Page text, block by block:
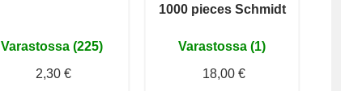
Varastossa (225)
2,30 €
1000 pieces Schmidt
Varastossa (1)
18,00 €